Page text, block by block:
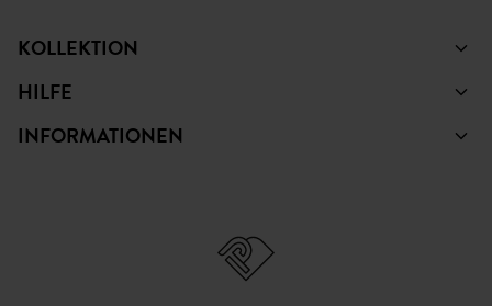
KOLLEKTION
HILFE
INFORMATIONEN